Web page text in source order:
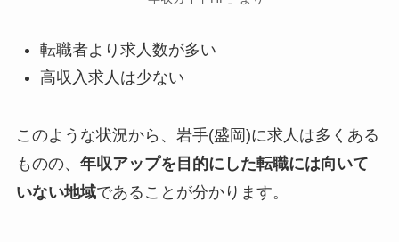
転職者より求人数が多い
高収入求人は少ない
このような状況から、岩手(盛岡)に求人は多くある
ものの、 年収アップを目的にした転職には向いて
いない地域であることが分かります。